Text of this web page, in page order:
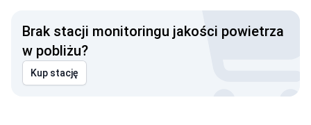
Brak stacji monitoringu jakości powietrza
w pobliżu?
Kup stację